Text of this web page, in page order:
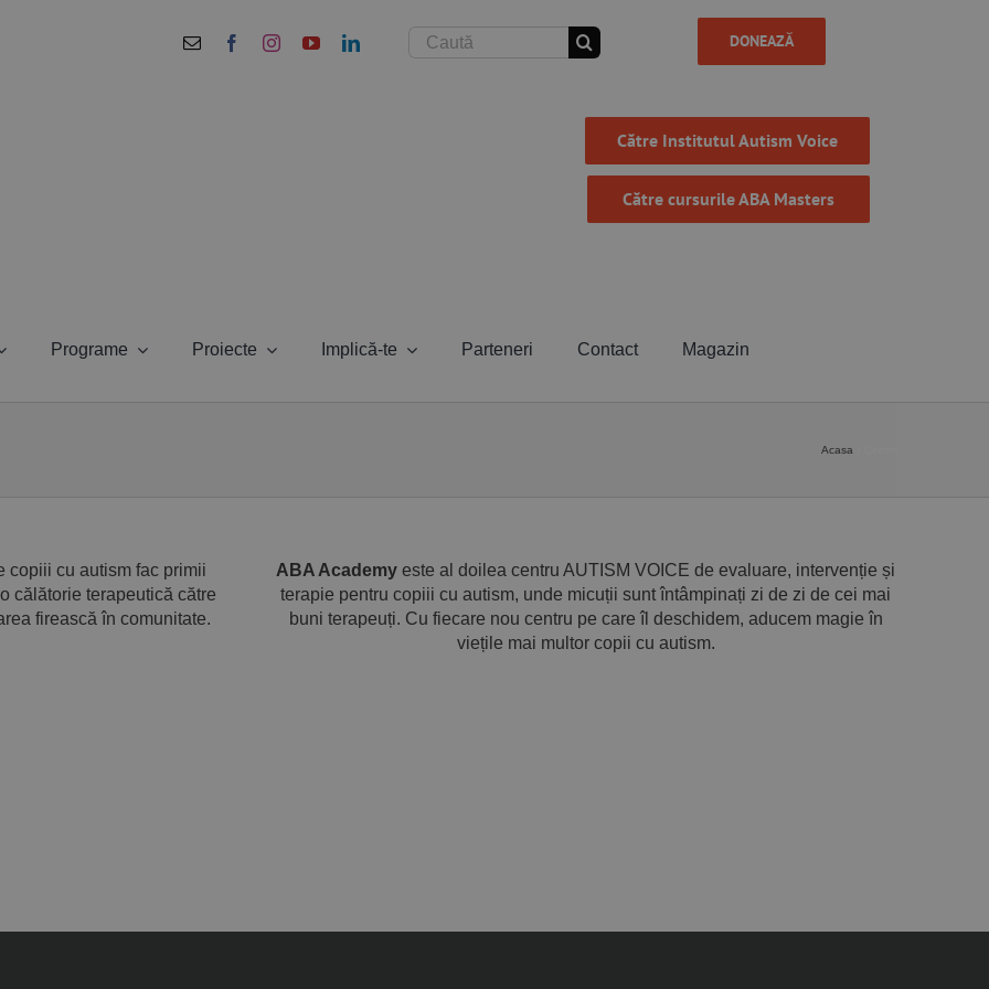
Cautare... DONEAZĂ
Către Institutul Autism Voice
Către cursurile ABA Masters
Programe Proiecte Implică-te Parteneri Contact Magazin
Acasa
copiii cu autism fac primii
călătorie terapeutică către
firească în comunitate.
ABA Academy este al doilea centru AUTISM VOICE de evaluare, intervenție și
terapie pentru copiii cu autism, unde micuții sunt întâmpinați zi de zi de cei mai
buni terapeuți. Cu fiecare nou centru pe care îl deschidem, aducem magie în
viețile mai multor copii cu autism.